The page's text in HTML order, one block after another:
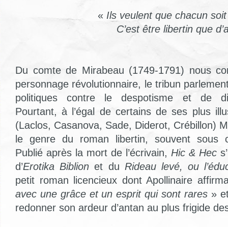
« Ils veulent que chacun
C’est être libertin que
Du comte de Mirabeau (1749-1791) nous
personnage révolutionnaire, le tribun
politiques contre le despotisme et de
Pourtant, à l’égal de certains de ses plus
(Laclos, Casanova, Sade, Diderot, Crébillon)
le genre du roman libertin, souvent sous
Publié après la mort de l’écrivain, Hic & Hec
d’Erotika Biblion et du Rideau levé, ou
petit roman licencieux dont Apollinaire
avec une grâce et un esprit qui sont rares» et
redonner son ardeur d’antan au plus frigide